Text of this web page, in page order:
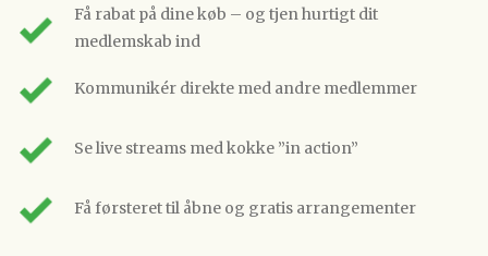
Få rabat på dine køb – og tjen hurtigt dit
medlemskab ind
Kommunikér direkte med andre medlemmer
Se live streams med kokke ”in action”
Få førsteret til åbne og gratis arrangementer